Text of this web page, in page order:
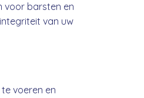
voor barsten en
van uw
voeren en